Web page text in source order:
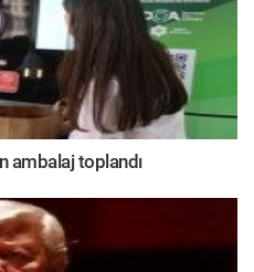
ambalaj toplandı